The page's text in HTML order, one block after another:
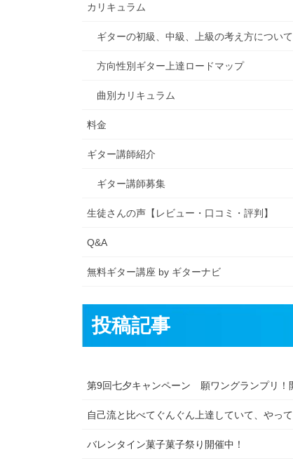
カリキュラム
ギターの初級、中級、上級の考え方について
方向性別ギター上達ロードマップ
曲別カリキュラム
料金
ギター講師紹介
ギター講師募集
生徒さんの声【レビュー・口コミ・評判】
Q&A
無料ギター講座 by ギターナビ
投稿記事
第9回七夕キャンペーン 願ワングランプリ！
自己流と比べてぐんぐん上達していて、やって
バレンタイン菓子菓子祭り開催中！